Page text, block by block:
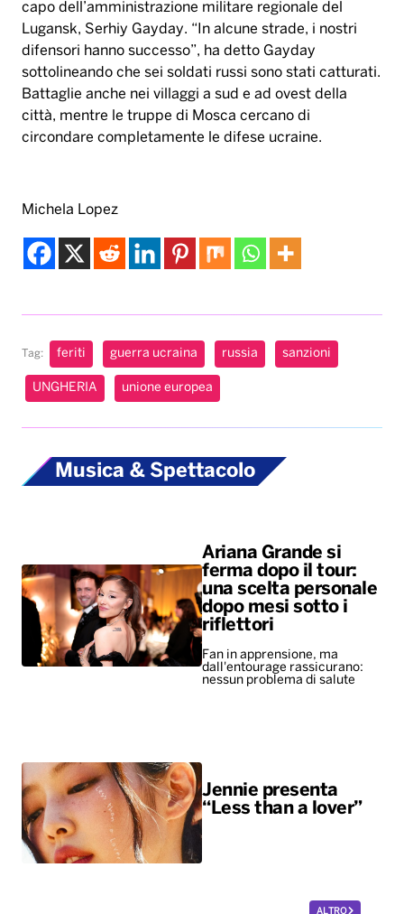
capo dell’amministrazione militare regionale del
Lugansk, Serhiy Gayday. “In alcune strade, i nostri
difensori hanno successo”, ha detto Gayday
sottolineando che sei soldati russi sono stati catturati.
Battaglie anche nei villaggi a sud e ad ovest della
città, mentre le truppe di Mosca cercano di
circondare completamente le difese ucraine.
Michela Lopez
Tag: feriti guerra ucraina russia sanzioni
UNGHERIA unione europea
Musica & Spettacolo
Ariana Grande si
ferma dopo il tour:
una scelta personale
dopo mesi sotto i
riflettori
Fan in apprensione, ma
dall'entourage rassicurano:
nessun problema di salute
Jennie presenta
“Less than a lover”
ALTRO